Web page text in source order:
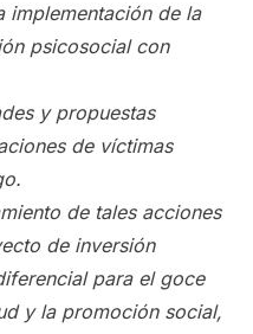
implementación de la
psicosocial con
y propuestas
de víctimas
de tales acciones
de inversión
para el goce
y la promoción social,